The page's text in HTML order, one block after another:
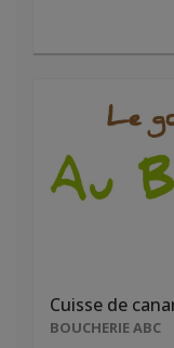
Cuisse de
BOUCHERIE ABC